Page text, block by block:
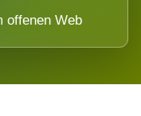
offenen Web